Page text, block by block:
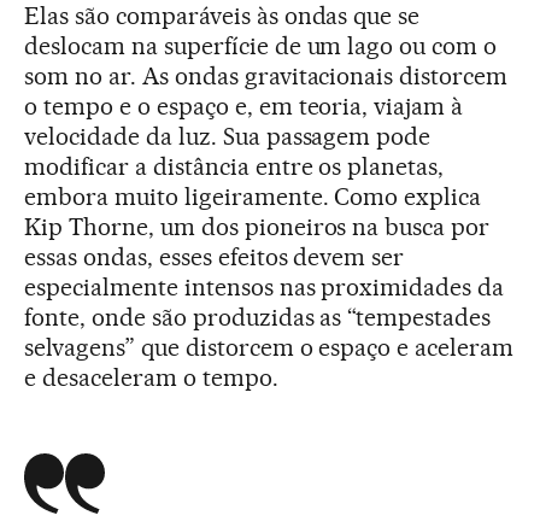
Elas são comparáveis às ondas que se
deslocam na superfície de um lago ou com o
som no ar. As ondas gravitacionais distorcem
o tempo e o espaço e, em teoria, viajam à
velocidade da luz. Sua passagem pode
modificar a distância entre os planetas,
embora muito ligeiramente. Como explica
Kip Thorne, um dos pioneiros na busca por
essas ondas, esses efeitos devem ser
especialmente intensos nas proximidades da
fonte, onde são produzidas as “tempestades
selvagens” que distorcem o espaço e aceleram
e desaceleram o tempo.